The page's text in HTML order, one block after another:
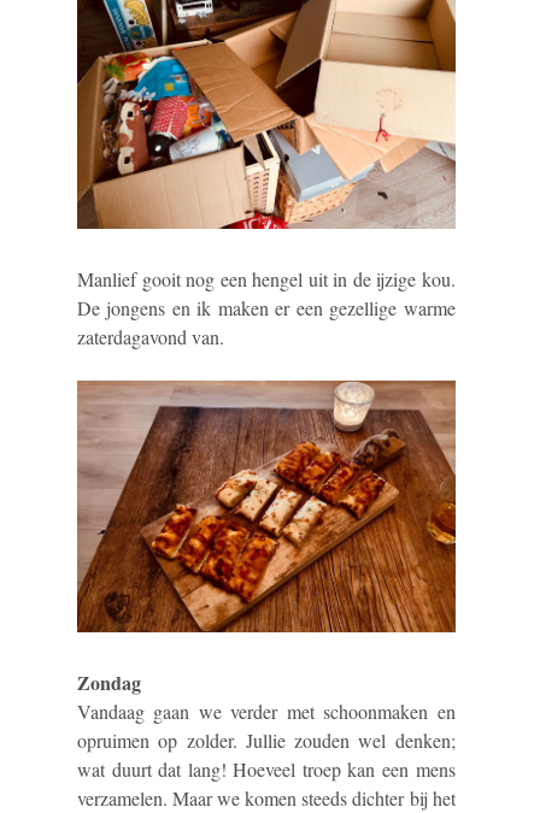
Manlief gooit nog een hengel uit in de ijzige kou.
De jongens en ik maken er een gezellige warme
zaterdagavond van.
Zondag
Vandaag gaan we verder met schoonmaken en
opruimen op zolder. Jullie zouden wel denken;
wat duurt dat lang! Hoeveel troep kan een mens
verzamelen. Maar we komen steeds dichter bij het